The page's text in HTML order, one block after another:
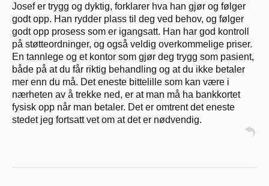
Josef er trygg og dyktig, forklarer hva han gjør og følger
godt opp. Han rydder plass til deg ved behov, og følger
godt opp prosess som er igangsatt. Han har god kontroll
på støtteordninger, og også veldig overkommelige priser.
En tannlege og et kontor som gjør deg trygg som pasient,
både på at du får riktig behandling og at du ikke betaler
mer enn du må. Det eneste bittelille som kan være i
nærheten av å trekke ned, er at man må ha bankkortet
fysisk opp når man betaler. Det er omtrent det eneste
stedet jeg fortsatt vet om at det er nødvendig.